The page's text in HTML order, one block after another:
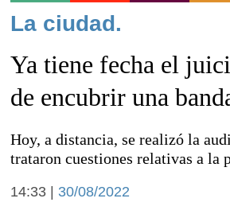
Noticias
Deportes
La ciudad.
Ya tiene fecha el
de encubrir una
Hoy, a distancia, se realizó la
trataron cuestiones relativas a la
14:33 | 30/08/2022